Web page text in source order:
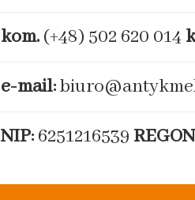
kom. (+48) 502 620 014
e-mail:
NIP: 6251216539